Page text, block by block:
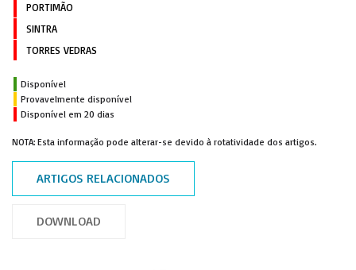
PORTIMÃO
SINTRA
TORRES VEDRAS
Disponível
Provavelmente disponível
Disponível em 20 dias
NOTA: Esta informação pode alterar-se devido à rotatividade dos artigos.
ARTIGOS RELACIONADOS
DOWNLOAD